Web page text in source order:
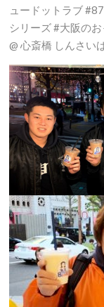
ュードットラブ
シリーズ #大阪の
@ 心斎橋 しんさい